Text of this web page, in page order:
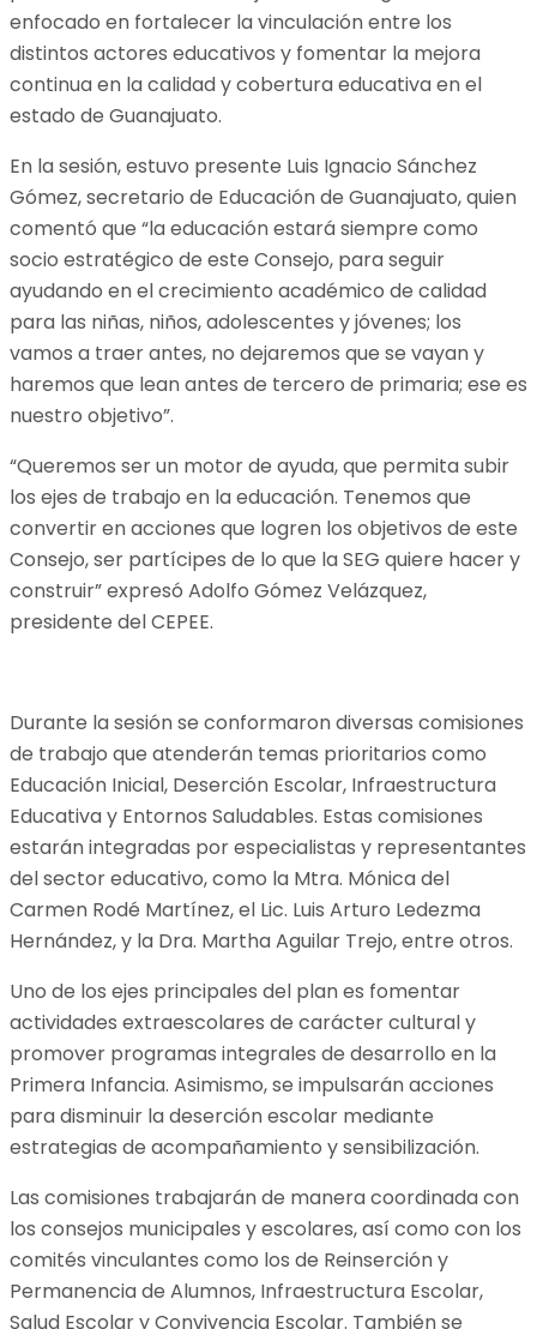
enfocado en fortalecer la vinculación entre los
distintos actores educativos y fomentar la mejora
continua en la calidad y cobertura educativa en el
estado de Guanajuato.
En la sesión, estuvo presente Luis Ignacio Sánchez
Gómez, secretario de Educación de Guanajuato, quien
comentó que “la educación estará siempre como
socio estratégico de este Consejo, para seguir
ayudando en el crecimiento académico de calidad
para las niñas, niños, adolescentes y jóvenes; los
vamos a traer antes, no dejaremos que se vayan y
haremos que lean antes de tercero de primaria; ese es
nuestro objetivo”.
“Queremos ser un motor de ayuda, que permita subir
los ejes de trabajo en la educación. Tenemos que
convertir en acciones que logren los objetivos de este
Consejo, ser partícipes de lo que la SEG quiere hacer y
construir” expresó Adolfo Gómez Velázquez,
presidente del CEPEE.
Durante la sesión se conformaron diversas comisiones
de trabajo que atenderán temas prioritarios como
Educación Inicial, Deserción Escolar, Infraestructura
Educativa y Entornos Saludables. Estas comisiones
estarán integradas por especialistas y representantes
del sector educativo, como la Mtra. Mónica del
Carmen Rodé Martínez, el Lic. Luis Arturo Ledezma
Hernández, y la Dra. Martha Aguilar Trejo, entre otros.
Uno de los ejes principales del plan es fomentar
actividades extraescolares de carácter cultural y
promover programas integrales de desarrollo en la
Primera Infancia. Asimismo, se impulsarán acciones
para disminuir la deserción escolar mediante
estrategias de acompañamiento y sensibilización.
Las comisiones trabajarán de manera coordinada con
los consejos municipales y escolares, así como con los
comités vinculantes como los de Reinserción y
Permanencia de Alumnos, Infraestructura Escolar,
Salud Escolar y Convivencia Escolar. También se